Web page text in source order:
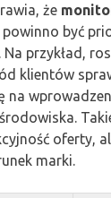
że
powinno być
przykład,
klientów
na
oferty,
marki.